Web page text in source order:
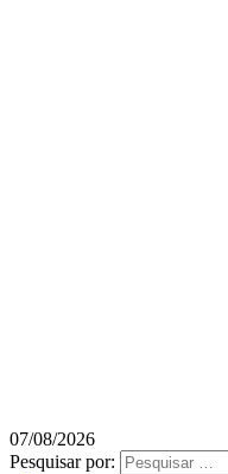
07/08/2026
Pesquisar por: